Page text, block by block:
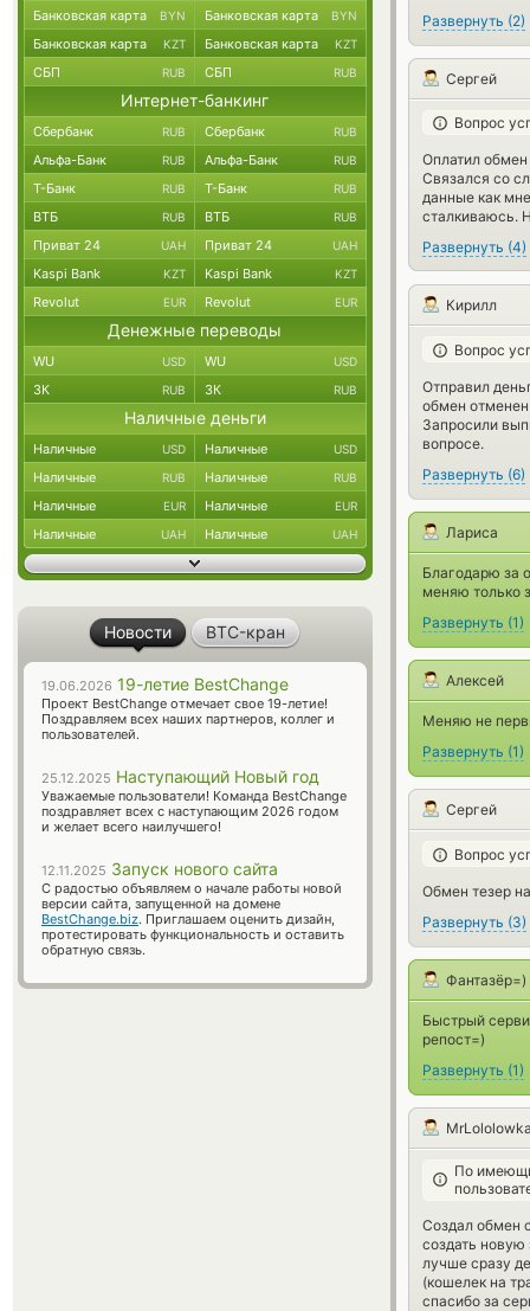
Развернуть (2)
Сергей
Вопрос
Оплатил
Связался со
данные как
сталкиваюсь.
Развернуть (4)
Кирилл
Вопрос
Отправил
обмен
Запросили
вопросе.
Развернуть (6)
Лариса
Благодарю за
меняю только
Развернуть (1)
Алексей
Меняю не
Развернуть (1)
Сергей
Вопрос
Обмен тезер
Развернуть (3)
Фантазёр=)
Быстрый
репост=)
Развернуть (1)
По
Создал обмен
создать
лучше сразу
(кошелек на
спасибо за
Банковская карта BYN Банковская карта BYN
Банковская карта KZT Банковская карта KZT
СБП RUB СБП RUB
Интернет-банкинг
Сбербанк RUB Сбербанк RUB
Альфа-Банк RUB Альфа-Банк RUB
Т-Банк RUB Т-Банк RUB
ВТБ RUB ВТБ RUB
Приват 24 UAH Приват 24 UAH
Kaspi Bank KZT Kaspi Bank KZT
Revolut EUR Revolut EUR
Денежные переводы
WU USD WU USD
ЗК RUB ЗК RUB
Наличные деньги
Наличные USD Наличные USD
Наличные RUB Наличные RUB
Наличные EUR Наличные EUR
Наличные UAH Наличные UAH
Новости BTC-кран
19.06.2026 19-летие BestChange
Проект BestChange отмечает свое 19-летие!
Поздравляем всех наших партнеров, коллег и
пользователей.
25.12.2025 Наступающий Новый год
Уважаемые пользователи! Команда BestChange
поздравляет всех с наступающим 2026 годом
и желает всего наилучшего!
12.11.2025 Запуск нового сайта
С радостью объявляем о начале работы новой
версии сайта, запущенной на домене
BestChange.biz. Приглашаем оценить дизайн,
протестировать функциональность и оставить
обратную связь.